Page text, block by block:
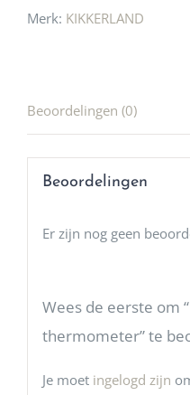
Merk: KIKKERLAND
Beoordelingen (0)
Beoordelingen
Er zijn nog geen
Wees de eerste om
thermometer” te
Je moet ingelogd zijn